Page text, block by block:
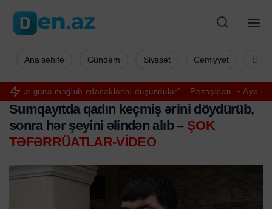
edəcəklərini düşündülər” – Pezəşkian Aya ilk addımı atan
Ana səhifə Gündəm Siyasət Cəmiyyət
Sumqayıtda qadın keçmiş ərini döydürüb,
sonra hər şeyini əlindən alıb – ŞOK
TƏFƏRRÜATLAR-VİDEO